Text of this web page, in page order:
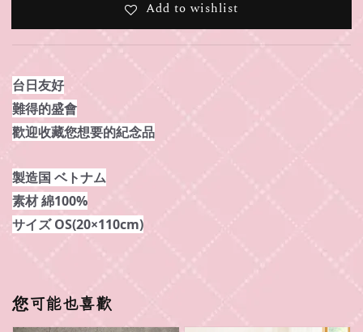
Add to wishlist
台日友好
難得的盛會
歡迎收藏您想要的紀念品
製造国 ベトナム
素材 綿100%
サイズ OS(20×110cm)
您可能也喜歡